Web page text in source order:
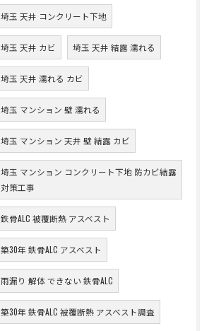
埼玉 天井 コンクリート下地
埼玉 天井 カビ 埼玉 天井 結露 濡れる
埼玉 天井 濡れる カビ
埼玉 マンション 壁 濡れる
埼玉 マンション 天井 壁 結露 カビ
埼玉 マンション コンクリート下地 防カビ結露
対策工事
鉄骨ALC 被覆断熱 アスベスト
築30年 鉄骨ALC アスベスト
雨漏り 解体 できない 鉄骨ALC
築30年 鉄骨ALC 被覆断熱 アスベスト調査